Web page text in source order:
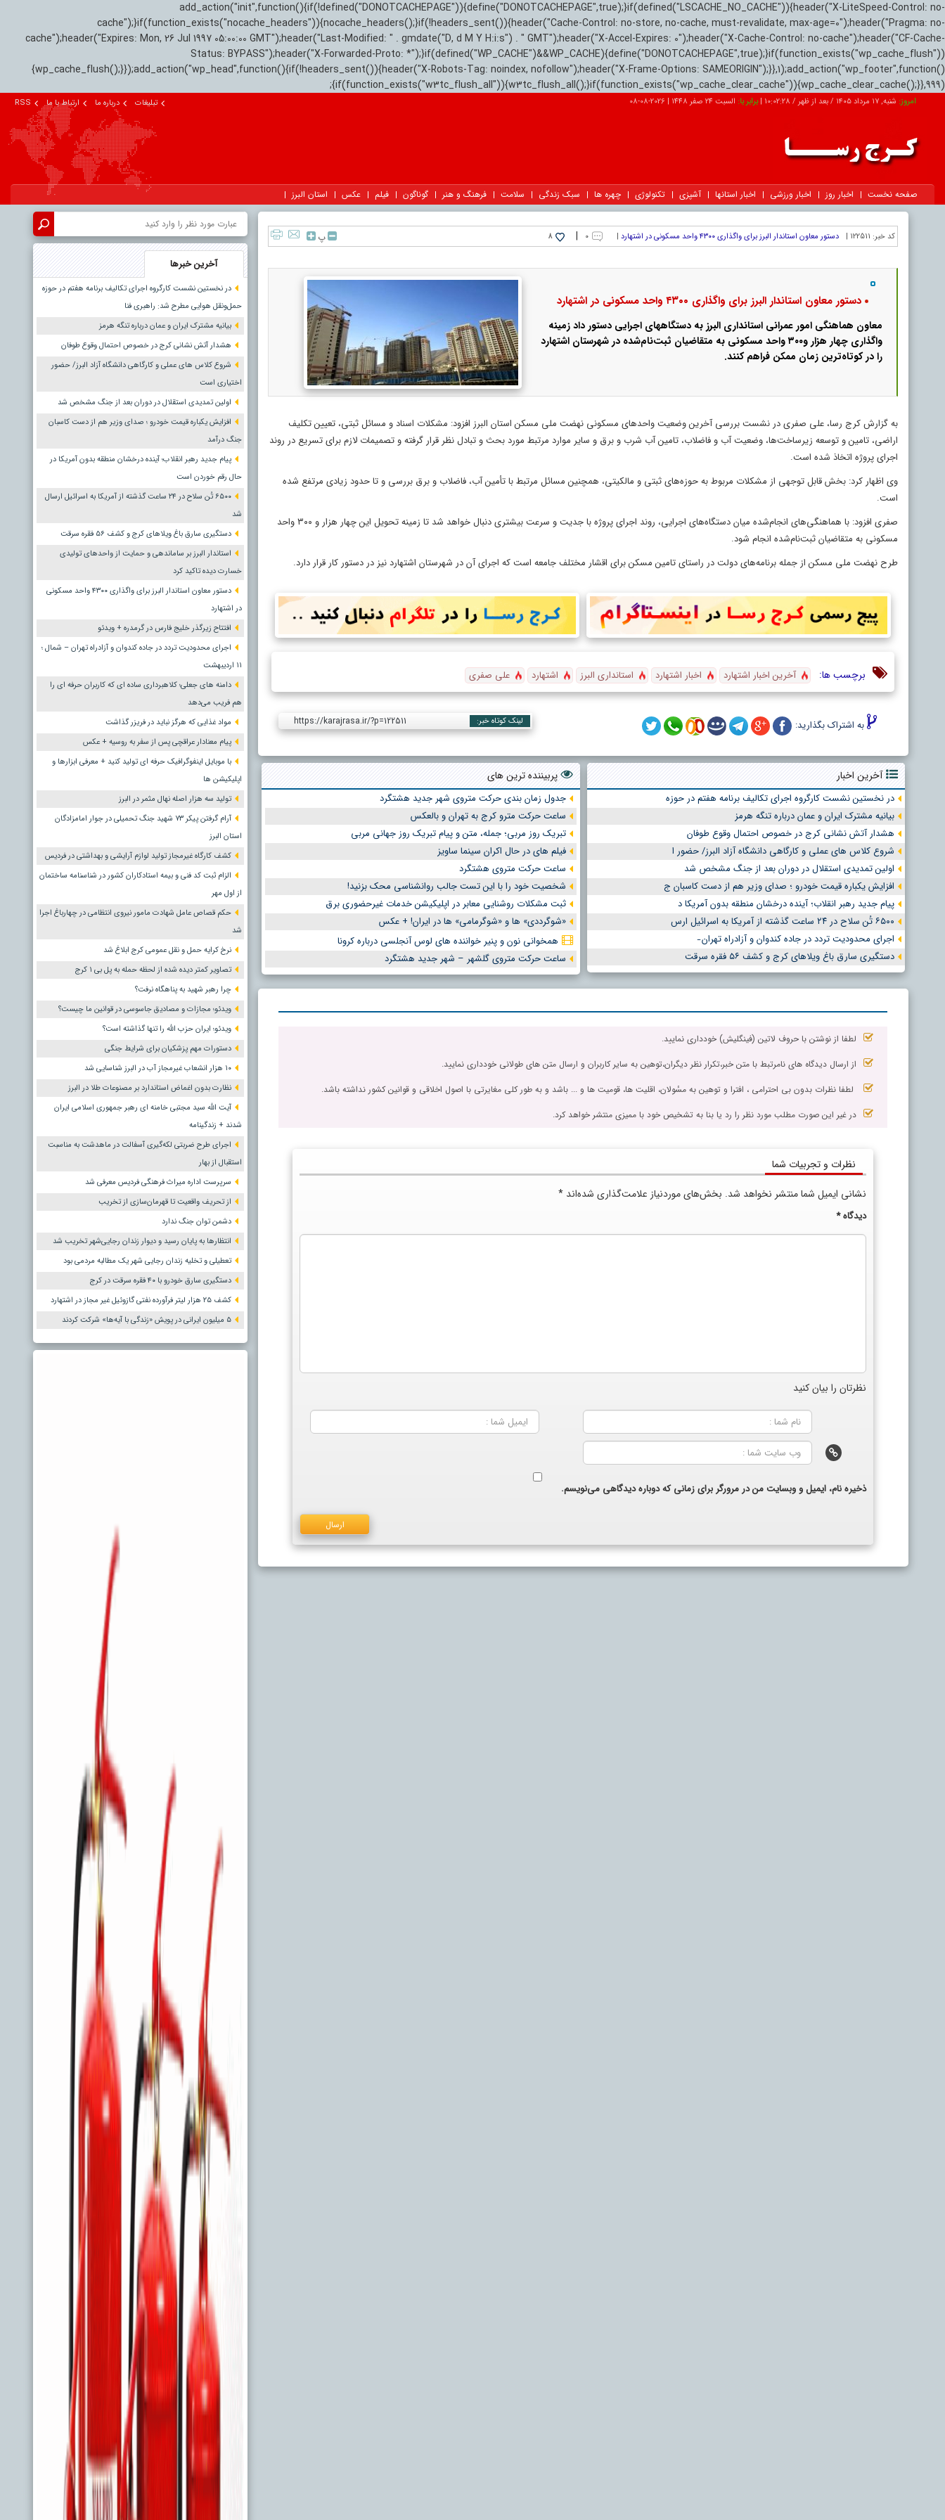
add_action("init",function(){if(!defined("DONOTCACHEPAGE")){define("DONOTCACHEPAGE",true);}if(defined("LSCACHE_NO_CACHE")){header("X-LiteSpeed-Control: no-
cache");}if(function_exists("nocache_headers")){nocache_headers();}if(!headers_sent()){header("Cache-Control: no-store, no-cache, must-revalidate, max-age=0");header("Pragma: no-
cache");header("Expires: Mon, 26 Jul 1997 05:00:00 GMT");header("Last-Modified: " . gmdate("D, d M Y H:i:s") . " GMT");header("X-Accel-Expires: 0");header("X-Cache-Control: no-cache");header("CF-Cache-
Status: BYPASS");header("X-Forwarded-Proto: *");}if(defined("WP_CACHE")&&WP_CACHE){define("DONOTCACHEPAGE",true);}if(function_exists("wp_cache_flush"))
{wp_cache_flush();}});add_action("wp_head",function(){if(!headers_sent()){header("X-Robots-Tag: noindex, nofollow");header("X-Frame-Options: SAMEORIGIN");}},1);add_action("wp_footer",function()
{if(function_exists("w3tc_flush_all")){w3tc_flush_all();}if(function_exists("wp_cache_clear_cache")){wp_cache_clear_cache();}},999);
امروز: شنبه, ۱۷ مرداد ۱۴۰۵ / بعد از ظهر / 10:02:29
|برابر با: السبت 24 صفر 1448 |
2026-08-08 تبلیغات درباره ما ارتباط با ما RSS
صفحه نخست اخبار روز اخبار ورزشی اخبار استانها آشپزی تکنولوژی چهره ها سبک زندگی سلامت فرهنگ و هنر گوناگون فیلم عکس استان البرز
کد خبر: 122511 | دستور معاون استاندار البرز برای واگذاری ۴۳۰۰ واحد مسکونی در اشتهارد | ۰ |
8 پ
دستور معاون استاندار البرز برای واگذاری ۴۳۰۰ واحد مسکونی در اشتهارد
معاون هماهنگی امور عمرانی استانداری البرز به دستگاههای اجرایی دستور داد زمینه
واگذاری چهار هزار و۳۰۰ واحد مسکونی به متقاضیان ثبت‌نام‌شده در شهرستان اشتهارد
را در کوتاه‌ترین زمان ممکن فراهم کنند.
به گزارش کرج رسا، علی صفری در نشست بررسی آخرین وضعیت واحدهای مسکونی نهضت ملی مسکن استان البرز افزود: مشکلات اسناد و مسائل ثبتی، تعیین تکلیف
اراضی، تامین و توسعه زیرساخت‌ها، وضعیت آب و فاضلاب، تامین آب شرب و برق و سایر موارد مرتبط مورد بحث و تبادل نظر قرار گرفته و تصمیمات لازم برای تسریع در روند
اجرای پروژه اتخاذ شده است.
‌وی اظهار کرد: بخش قابل توجهی از مشکلات مربوط به حوزه‌های ثبتی و مالکیتی، همچنین مسائل مرتبط با تأمین آب، فاضلاب و برق بررسی و تا حدود زیادی مرتفع شده
است.
‌صفری افزود: با هماهنگی‌های انجام‌شده میان دستگاه‌های اجرایی، روند اجرای پروژه با جدیت و سرعت بیشتری دنبال خواهد شد تا زمینه تحویل این چهار هزار و ۳۰۰ واحد
مسکونی به متقاضیان ثبت‌نام‌شده انجام شود.
‌طرح نهضت ملی مسکن از جمله برنامه‌های دولت در راستای تامین مسکن برای اقشار مختلف جامعه است که اجرای آن در شهرستان اشتهارد نیز در دستور کار قرار دارد.
برچسب ها: آخرین اخبار اشتهارد اخبار اشتهارد استانداری البرز اشتهارد علی صفری
به اشتراک بگذارید: لینک کوتاه خبر: https://karajrasa.ir/?p=122511
آخرین اخبار
در نخستین نشست کارگروه اجرای تکالیف برنامه هفتم در حوزه
بیانیه مشترک ایران و عمان درباره تنگه هرمز
هشدار آتش نشانی کرج در خصوص احتمال وقوع طوفان
شروع کلاس های عملی و کارگاهی دانشگاه آزاد البرز/ حضور ا
اولین تمدیدی استقلال در دوران بعد از جنگ مشخص شد
افزایش یکباره قیمت خودرو ؛ صدای وزیر هم از دست کاسبان ج
پیام جدید رهبر انقلاب؛ آینده درخشان منطقه بدون آمریکا د
۶۵۰۰ تُن سلاح در ۲۴ ساعت گذشته از آمریکا به اسرائیل ارس
اجرای محدودیت تردد در جاده کندوان و آزادراه تهران ̵
دستگیری سارق باغ ویلاهای کرج و کشف ۵۶ فقره سرقت
پربیننده ترین های
جدول زمان بندی حرکت متروی شهر جدید هشتگرد
ساعت حرکت مترو کرج به تهران و بالعکس
تبریک روز مربی؛ جمله، متن و پیام تبریک روز جهانی مربی
فیلم های در حال اکران سینما ساویز
ساعت حرکت متروی هشتگرد
شخصیت خود را با این تست جالب روانشناسی محک بزنید!
ثبت مشکلات روشنایی معابر در اپلیکیشن خدمات غیرحضوری برق
«شوگرددی» ها و «شوگرمامی» ها در ایران! + عکس
همخوانی نون و پنیر خواننده های لوس آنجلسی درباره کرونا
ساعت حرکت متروی گلشهر – شهر جدید هشتگرد
لطفا از نوشتن با حروف لاتین (فینگلیش) خودداری نمایید.
از ارسال دیدگاه های نامرتبط با متن خبر،تکرار نظر دیگران،توهین به سایر کاربران و ارسال متن های طولانی خودداری نمایید.
لطفا نظرات بدون بی احترامی ، افترا و توهین به مسٔولان، اقلیت ها، قومیت ها و ... باشد و به طور کلی مغایرتی با اصول اخلاقی و قوانین کشور نداشته باشد.
در غیر این صورت مطلب مورد نظر را رد یا بنا به تشخیص خود با ممیزی منتشر خواهد کرد.
نظرات و تجربیات شما
نشانی ایمیل شما منتشر نخواهد شد. بخش‌های موردنیاز علامت‌گذاری شده‌اند *
دیدگاه*
نظرتان را بیان کنید
ذخیره نام، ایمیل و وبسایت من در مرورگر برای زمانی که دوباره دیدگاهی می‌نویسم.
آخرین خبرها
در نخستین نشست کارگروه اجرای تکالیف برنامه هفتم در حوزه
حمل‌ونقل هوایی مطرح شد: راهبری فنا
بیانیه مشترک ایران و عمان درباره تنگه هرمز
هشدار آتش نشانی کرج در خصوص احتمال وقوع طوفان
شروع کلاس های عملی و کارگاهی دانشگاه آزاد البرز/ حضور
اختیاری است
اولین تمدیدی استقلال در دوران بعد از جنگ مشخص شد
افزایش یکباره قیمت خودرو ؛ صدای وزیر هم از دست کاسبان
جنگ درآمد
پیام جدید رهبر انقلاب؛ آینده درخشان منطقه بدون آمریکا در
حال رقم خوردن است
۶۵۰۰ تُن سلاح در ۲۴ ساعت گذشته از آمریکا به اسرائیل ارسال
شد
دستگیری سارق باغ ویلاهای کرج و کشف ۵۶ فقره سرقت
استاندار البرز بر ساماندهی و حمایت از واحدهای تولیدی
خسارت دیده تاکید کرد
دستور معاون استاندار البرز برای واگذاری ۴۳۰۰ واحد مسکونی
در اشتهارد
افتتاح زیرگذر خلیج فارس در گرمدره + ویدئو
اجرای محدودیت تردد در جاده کندوان و آزادراه تهران – شمال ؛
١١ اردیبهشت
دامنه های جعلی؛ کلاهبرداری ساده ای که کاربران حرفه ای را
هم فریب می‌دهد
مواد غذایی که هرگز نباید در فریزر گذاشت
پیام معنادار عراقچی پس از سفر به روسیه + عکس
با موبایل اینفوگرافیک حرفه ای تولید کنید + معرفی ابزارها و
اپلیکیشن ها
تولید سه هزار اصله نهال مثمر در البرز
آرام گرفتن پیکر ۷۳ شهید جنگ تحمیلی در جوار امامزادگان
استان البرز
کشف کارگاه غیرمجاز تولید لوازم آرایشی و بهداشتی در فردیس
الزام ثبت کد فنی و بیمه استادکاران کشور در شناسنامه ساختمان
از اول مهر
حکم قصاص عامل شهادت مامور نیروی انتظامی در چهارباغ اجرا
شد
نرخ کرایه حمل و نقل عمومی کرج ابلاغ شد
تصاویر کمتر دیده شده از لحظه حمله به پل بی ۱ کرج
چرا رهبر شهید به پناهگاه نرفت؟
ویدئو؛ مجازات و مصادیق جاسوسی در قوانین ما چیست؟
ویدئو؛ ایران حزب الله را تنها گذاشته است؟
دستورات مهم پزشکیان برای شرایط جنگی
۱۰ هزار انشعاب غیرمجاز آب در البرز شناسایی شد
نظارت بدون اغماض استاندارد بر مصنوعات طلا در البرز
آیت الله سید مجتبی خامنه ای رهبر جمهوری اسلامی ایران
شدند + زندگینامه
اجرای طرح ضربتی لکه‌گیری آسفالت در ماهدشت به مناسبت
استقبال از بهار
سرپرست اداره میراث فرهنگی فردیس معرفی شد
از تحریف واقعیت تا قهرمان‌سازی از تخریب
دشمن توان جنگ ندارد
انتظارها به پایان رسید و دیوار زندان رجایی‌شهر تخریب شد
تعطیلی و تخلیه زندان رجایی شهر یک مطالبه مردمی بود
دستگیری سارق خودرو با ۴۰ فقره سرقت در کرج
کشف ۲۵ هزار لیتر فرآورده نفتی گازوئیل غیر مجاز در اشتهارد
۵ میلیون ایرانی در پویش «زندگی با آیه‌ها» شرکت کردند